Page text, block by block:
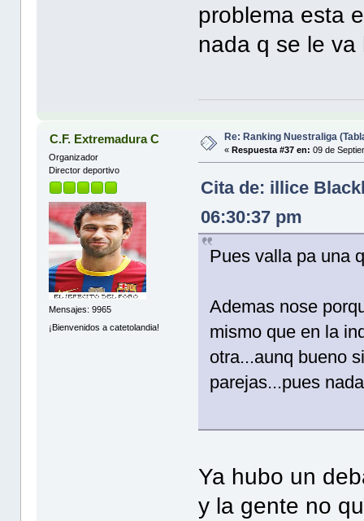
problema esta
nada q se le va
C.F. Extremadura C
Organizador
Director deportivo
Mensajes: 9965
¡Bienvenidos a catetolandia!
Re: Ranking Nuestraliga
«Respuesta #37 en: 09 de
Cita de: illice
06:30:37 pm
Pues valla pa una
Ademas nose
mismo que en la
otra...aunq bueno
parejas...pues
Ya hubo un
y la gente no